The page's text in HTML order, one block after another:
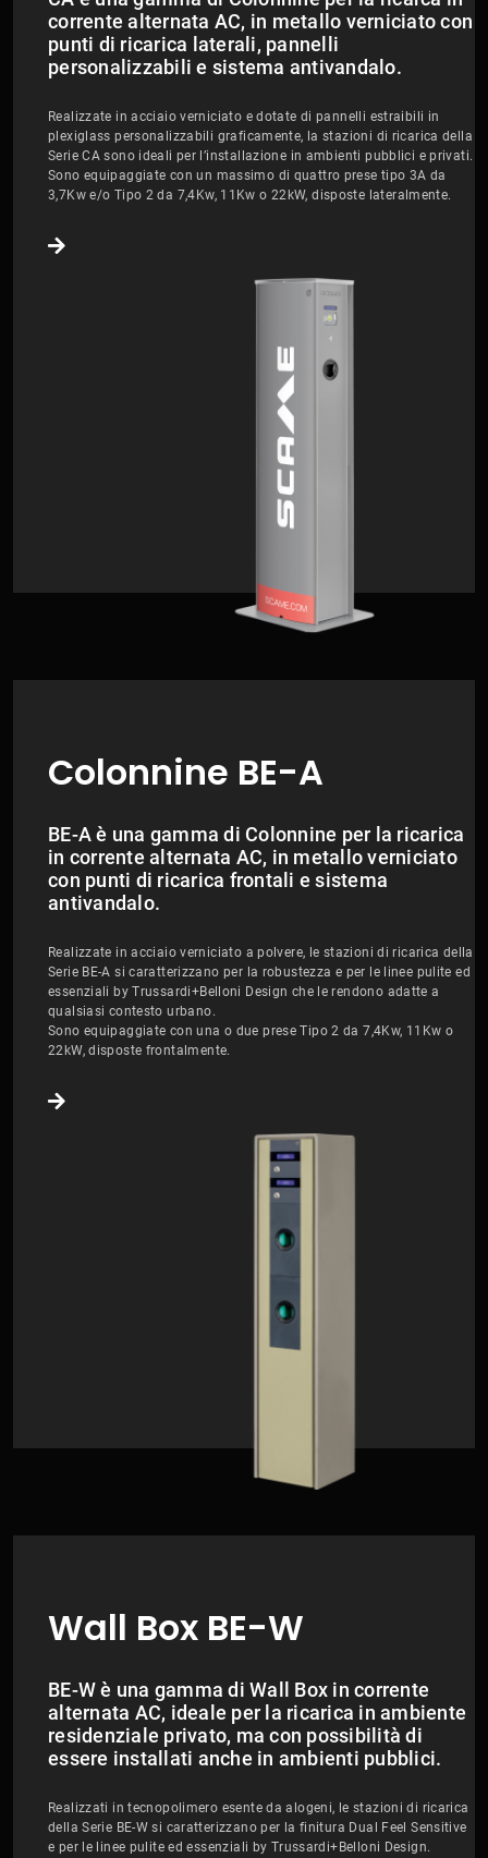
corrente alternata AC, in metallo verniciato con
punti di ricarica laterali, pannelli
personalizzabili e sistema antivandalo.
Realizzate in acciaio verniciato e dotate di pannelli estraibili in
plexiglass personalizzabili graficamente, la stazioni di ricarica della
Serie CA sono ideali per l’installazione in ambienti pubblici e privati.
Sono equipaggiate con un massimo di quattro prese tipo 3A da
3,7Kw e/o Tipo 2 da 7,4Kw, 11Kw o 22kW, disposte lateralmente.
Colonnine BE-A
BE-A è una gamma di Colonnine per la ricarica
in corrente alternata AC, in metallo verniciato
con punti di ricarica frontali e sistema
antivandalo.
Realizzate in acciaio verniciato a polvere, le stazioni di ricarica della
Serie BE-A si caratterizzano per la robustezza e per le linee pulite ed
essenziali by Trussardi+Belloni Design che le rendono adatte a
qualsiasi contesto urbano.
Sono equipaggiate con una o due prese Tipo 2 da 7,4Kw, 11Kw o
22kW, disposte frontalmente.
Wall Box BE-W
BE-W è una gamma di Wall Box in corrente
alternata AC, ideale per la ricarica in ambiente
residenziale privato, ma con possibilità di
essere installati anche in ambienti pubblici.
Realizzati in tecnopolimero esente da alogeni, le stazioni di ricarica
della Serie BE-W si caratterizzano per la finitura Dual Feel Sensitive
e per le linee pulite ed essenziali by Trussardi+Belloni Design.